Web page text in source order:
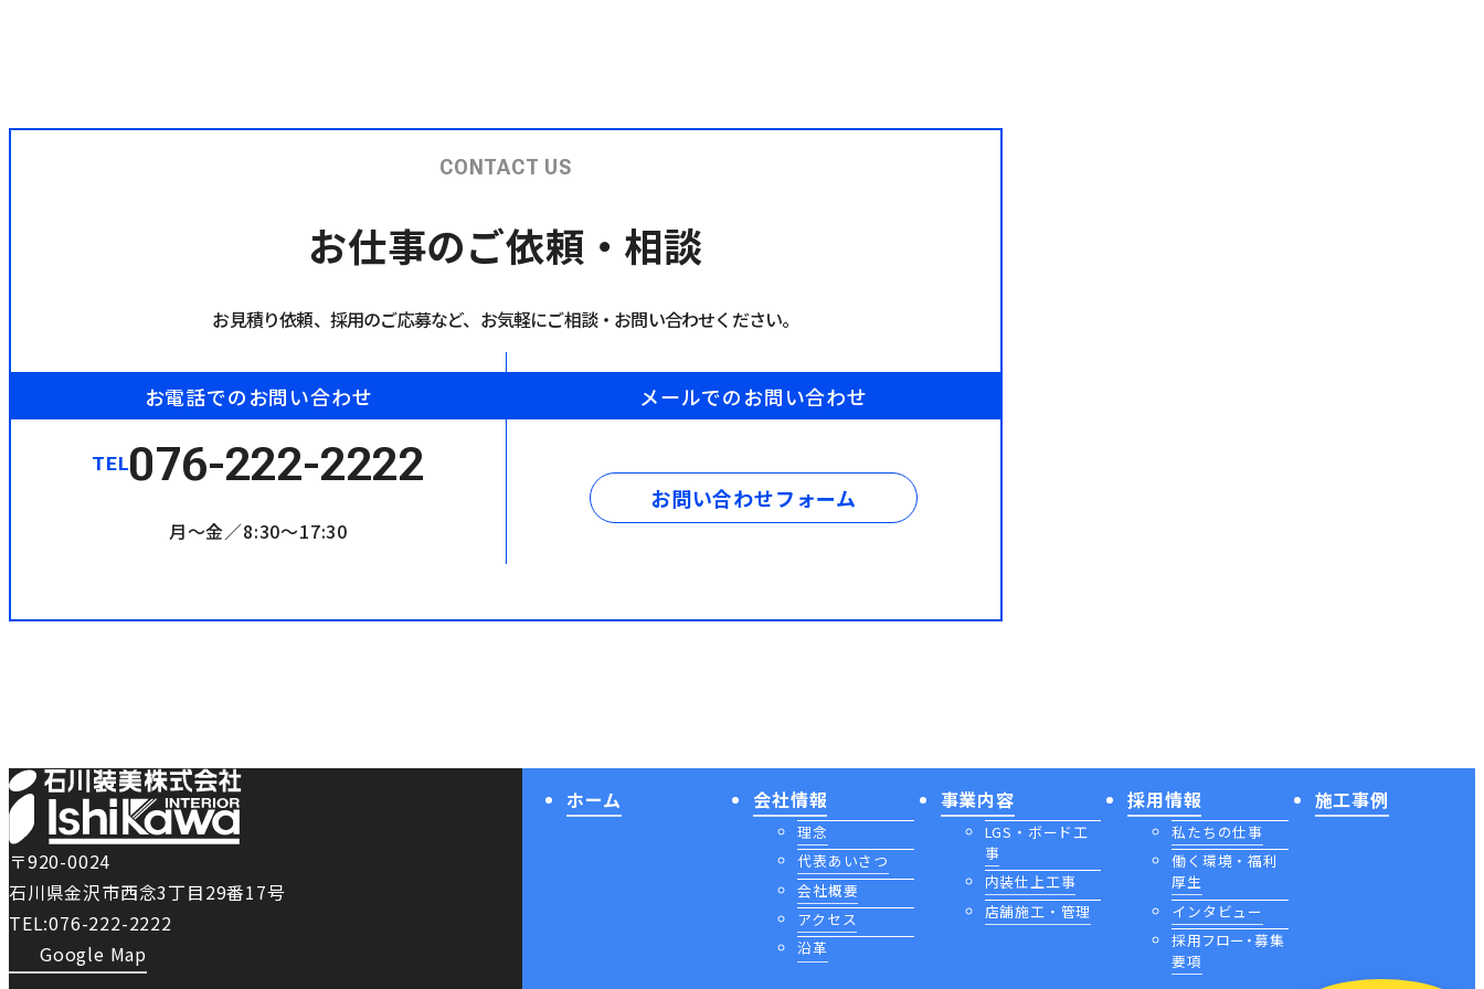
CONTACT US
お仕事のご依頼・相談
お見積り依頼、採用のご応募など、 お気軽にご相談・お問い合わせください。
お電話でのお問い合わせ
TEL076-222-2222
月〜金／8:30〜17:30
メールでのお問い合わせ
お問い合わせフォーム
ジ
〒920-0024
石川県金沢市西念3丁目29番17号
TEL:076-222-2222
Google Map
で
ホーム 会社情報
理念
代表あいさつ
会社概要
アクセス
沿革
事業内容
LGS・ボード工
事
内装仕上工事
店舗施工・管理
採用情報
私たちの仕事
働く環境・福利
厚生
インタビュー
採用フロー・募集
要項
施工事例